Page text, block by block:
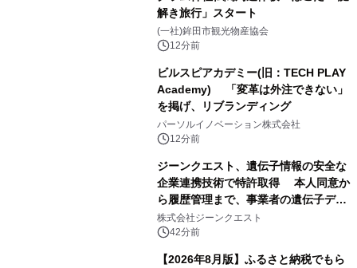
解き旅行」スタート
(一社)鉾田市観光物産協会
12分前
ビルスピアカデミー(旧：TECH PLAY
Academy) 「変革は外注できない」
を掲げ、リブランディング
パーソルイノベーション株式会社
12分前
ジーンクエスト、遺伝子情報の安全な
企業連携技術で特許取得 本人同意か
ら履歴管理まで、事業者の遺伝子デー
タ活用を支援
株式会社ジーンクエスト
42分前
【2026年8月版】ふるさと納税でもら